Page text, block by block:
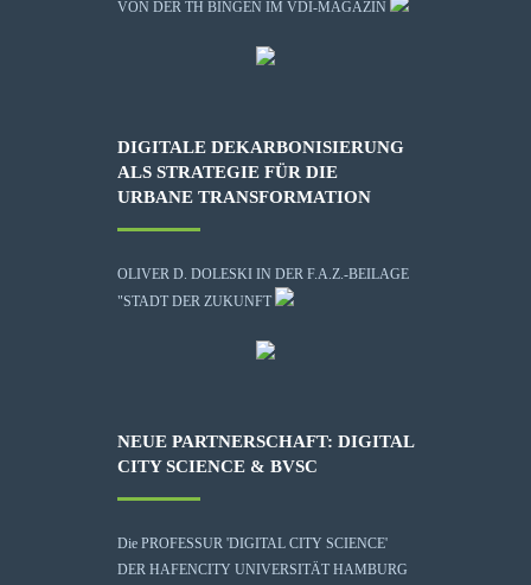
VON DER TH BINGEN IM VDI-MAGAZIN
DIGITALE DEKARBONISIERUNG
ALS STRATEGIE FÜR DIE
URBANE TRANSFORMATION
OLIVER D. DOLESKI IN DER F.A.Z.-BEILAGE
"STADT DER ZUKUNFT
NEUE PARTNERSCHAFT: DIGITAL
CITY SCIENCE & BVSC
Die PROFESSUR 'DIGITAL CITY SCIENCE'
DER HAFENCITY UNIVERSITÄT HAMBURG